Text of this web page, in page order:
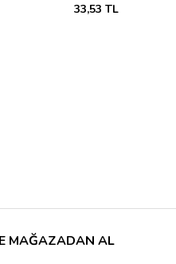
33,53 TL
AL